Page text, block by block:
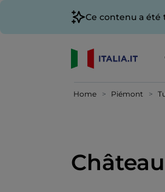
Ce contenu a
Home Piémont